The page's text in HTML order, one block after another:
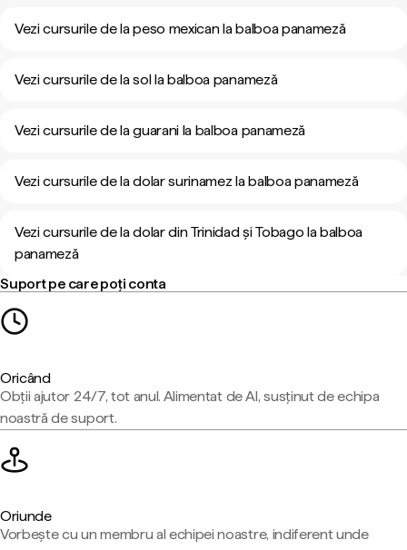
Vezi cursurile de la peso mexican la balboa panameză
Vezi cursurile de la sol la balboa panameză
Vezi cursurile de la guarani la balboa panameză
Vezi cursurile de la dolar surinamez la balboa panameză
Vezi cursurile de la dolar din Trinidad și Tobago la balboa
panameză
Suport pe care poți conta
Oricând
Obții ajutor 24/7, tot anul. Alimentat de AI, susținut de echipa
noastră de suport.
Oriunde
Vorbește cu un membru al echipei noastre, indiferent unde